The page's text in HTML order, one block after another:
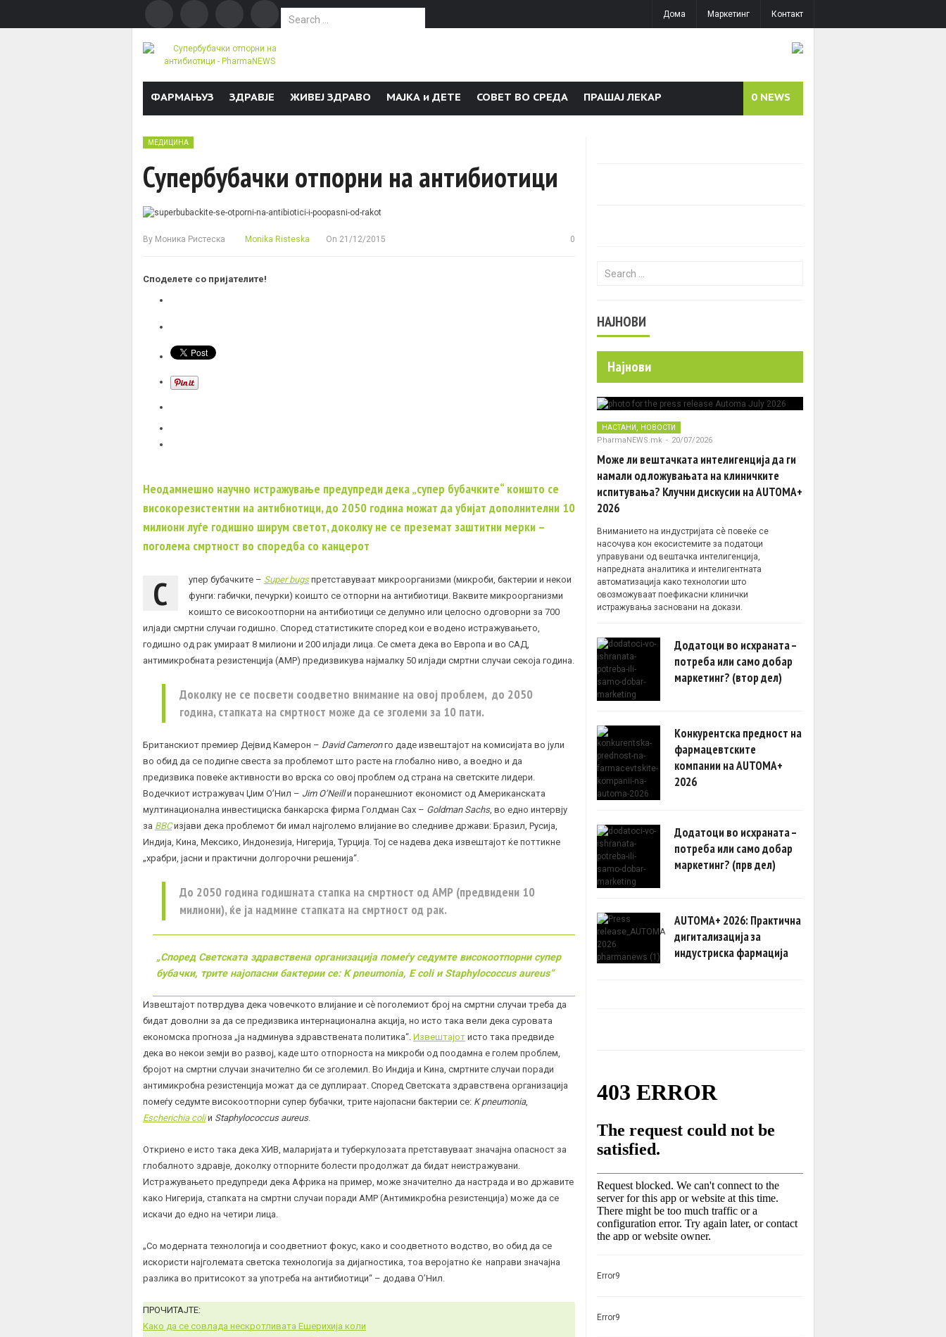
Search for:
Дома Маркетинг Контакт
ФАРМАЊУЗ ЗДРАВЈЕ ЖИВЕЈ ЗДРАВО МАЈКА и ДЕТЕ СОВЕТ ВО СРЕДА ПРАШАЈ ЛЕКАР 0 NEWS
МЕДИЦИНА
Супербубачки отпорни на антибиотици
By Моника Ристеска Monika Risteska On 21/12/2015 0
Споделете со пријателите!
Неодамнешно научно истражување предупреди дека „супер бубачките“ коишто се
високорезистентни на антибиотици, до 2050 година можат да убијат дополнителни 10
милиони луѓе годишно ширум светот, доколку не се преземат заштитни мерки –
поголема смртност во споредба со канцерот
С упер бубачките – Super bugsпретставуваат микроорганизми (микроби , бактерии и некои
фунги: габички, печурки) коишто се отпорни на антибиотици. Ваквите микроорганизми
коишто се високоотпорни на антибиотици се делумно или целосно одговорни за 700
илјади смртни случаи годишно. Според статистиките според кои е водено истражувањето,
годишно од рак умираат 8 милиони и 200 илјади лица. Се смета дека во Европа и во САД,
антимикробната резистенција (АМР) предизвикува најмалку 50 илјади смртни случаи секоја година.
Доколку не се посвети соодветно внимание на овој проблем, до 2050
година, стапката на смртност може да се зголеми за 10 пати.
Британскиот премиер Дејвид Камерон – David Cameronго даде извештајот на комисијата во јули
во обид да се подигне свеста за проблемот што расте на глобално ниво, а воедно и да
предизвика повеќе активности во врска со овој проблем од страна на светските лидери.
Водечкиот истражувач Џим О’Нил – Jim O’Neillи поранешниот економист од Американската
мултинационална инвестициска банкарска фирма Голдман Сах – Goldman Sachs, во едно интервју
за BBCизјави дека проблемот би имал најголемо влијание во следниве држави: Бразил, Русија,
Индија, Кина, Мексико, Индонезија, Нигерија, Турција. Тој се надева дека извештајот ќе поттикне
„храбри, јасни и практични долгорочни решенија“.
До 2050 година годишната стапка на смртност од АМР (предвидени 10
милиони), ќе ја надмине стапката на смртност од рак.
„Според Светската здравствена организација помеѓу седумте високоотпорни супер
бубачки, трите најопасни бактерии се: K pneumonia, E coli и Staphylococcus aureus“
Извештајот потврдува дека човечкото влијание и сè поголемиот број на смртни случаи треба да
бидат доволни за да се предизвика интернационална акција, но исто така вели дека суровата
економска прогноза „ја надминува здравствената политика“. Извештајот исто така предвиде
дека во некои земји во развој, каде што отпорноста на микроби од поодамна е голем проблем,
бројот на смртни случаи значително би се зголемил. Во Индија и Кина, смртните случаи поради
антимикробна резистенција можат да се дуплираат. Според Светската здравствена организација
помеѓу седумте високоотпорни супер бубачки, трите најопасни бактерии се: K pneumonia,
Escherichia coliи Staphylococcus aureus.
Откриено е исто така дека ХИВ, маларијата и туберкулозата претставуваат значајна опасност за
глобалното здравје, доколку отпорните болести продолжат да бидат неистражувани.
Истражувањето предупреди дека Африка на пример, може значително да настрада и во државите
како Нигерија, стапката на смртни случаи поради АМР (Антимикробна резистенција) може да се
искачи до едно на четири лица.
„Со модерната технологија и соодветниот фокус, како и соодветното водство, во обид да се
искористи најголемата светска технологија за дијагностика, тоа веројатно ќе направи значајна
разлика во притисокот за употреба на антибиотици“ – додава О’Нил.
ПРОЧИТАЈТЕ:
Како да се совлада нескротливата Ешерихија коли
Search for:
НАЈНОВИ
Најнови
НАСТАНИ , НОВОСТИ
PharmaNEWS.mk - 20/07/2026
Може ли вештачката интелигенција да ги
намали одложувањата на клиничките
испитувања? Клучни дискусии на AUTOMA+
2026
Вниманието на индустријата сè повеќе се
насочува кон екосистемите за податоци
управувани од вештачка интелигенција,
напредната аналитика и интелигентната
автоматизација како технологии што
овозможуваат поефикасни клинички
истражувања засновани на докази.
Додатоци во исхраната –
потреба или само добар
маркетинг? (втор дел)
Конкурентска предност на
фармацевтските
компании на AUTOMA+
2026
Додатоци во исхраната –
потреба или само добар
маркетинг? (прв дел)
AUTOMA+ 2026: Практична
дигитализација за
индустриска фармација
Error9
Error9